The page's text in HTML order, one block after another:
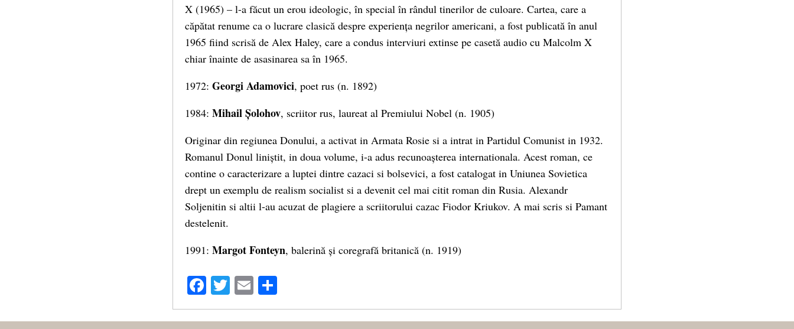
X (1965) – l-a făcut un erou ideologic, în special în rândul tinerilor de culoare. Cartea, care a
căpătat renume ca o lucrare clasică despre experiența negrilor americani, a fost publicată în anul
1965 fiind scrisă de Alex Haley, care a condus interviuri extinse pe casetă audio cu Malcolm X
chiar înainte de asasinarea sa în 1965.
1972: Georgi Adamovici, poet rus (n. 1892)
1984: Mihail Șolohov, scriitor rus, laureat al Premiului Nobel (n. 1905)
Originar din regiunea Donului, a activat in Armata Rosie si a intrat in Partidul Comunist in 1932.
Romanul Donul liniștit, in doua volume, i-a adus recunoașterea internationala. Acest roman, ce
contine o caracterizare a luptei dintre cazaci si bolsevici, a fost catalogat in Uniunea Sovietica
drept un exemplu de realism socialist si a devenit cel mai citit roman din Rusia. Alexandr
Soljenitin si altii l-au acuzat de plagiere a scriitorului cazac Fiodor Kriukov. A mai scris si Pamant
destelenit.
1991: Margot Fonteyn, balerină și coregrafă britanică (n. 1919)
Facebook
Twitter
Email